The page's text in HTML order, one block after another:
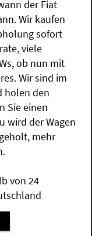
der Fiat
Wir kaufen
sofort
viele
ob nun mit
Wir sind im
holen den
Sie einen
wird der Wagen
mehr
von 24